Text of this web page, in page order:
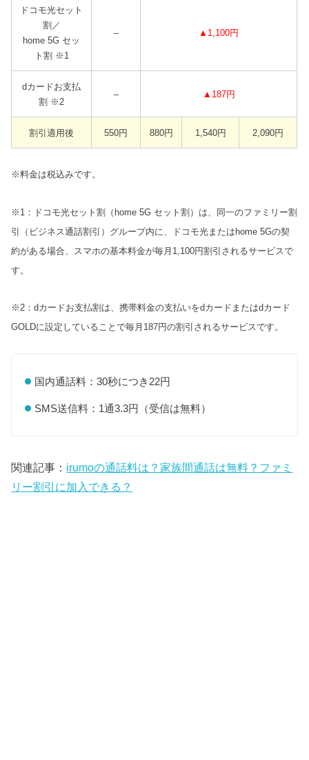
ドコモ光セット
割／
home 5G セッ
ト割 ※1
– ▲1,100円
dカードお支払
割 ※2
– ▲187円
割引適用後 550円 880円 1,540円 2,090円
※料金は税込みです。
※1：ドコモ光セット割（home 5G セット割）は、同一のファミリー割
引（ビジネス通話割引）グループ内に、ドコモ光またはhome 5Gの契
約がある場合、スマホの基本料金が毎月1,100円割引されるサービスで
す。
※2：dカードお支払割は、携帯料金の支払いをdカードまたはdカード
GOLDに設定していることで毎月187円の割引されるサービスです。
国内通話料：30秒につき22円
SMS送信料：1通3.3円（受信は無料）
関連記事： irumoの通話料は？家族間通話は無料？ファミ
リー割引に加入できる？